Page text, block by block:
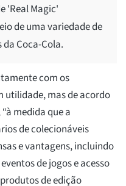
'Real Magic'
de uma variedade de
Coca-Cola.
com os
utilidade, mas de acordo
medida que a
de colecionáveis
e vantagens, incluindo
de jogos e acesso
de edição